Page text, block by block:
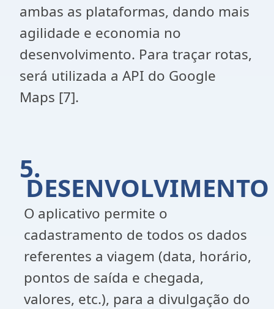
ambas as plataformas, dando mais
agilidade e economia no
desenvolvimento. Para traçar rotas,
será utilizada a API do Google
Maps [7].
5.
DESENVOLVIMENTO
O aplicativo permite o
cadastramento de todos os dados
referentes a viagem (data, horário,
pontos de saída e chegada,
valores, etc.), para a divulgação do